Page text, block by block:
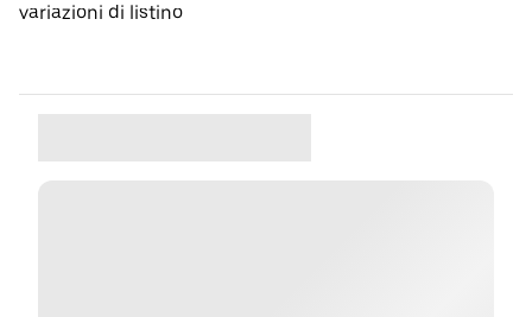
variazioni di listino